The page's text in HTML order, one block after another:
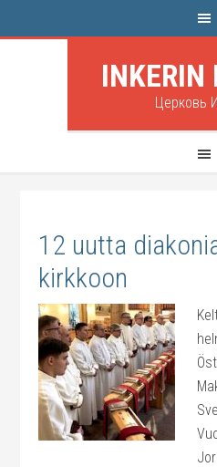
INKERIN
Церковь
12 uutta
kirkkoon